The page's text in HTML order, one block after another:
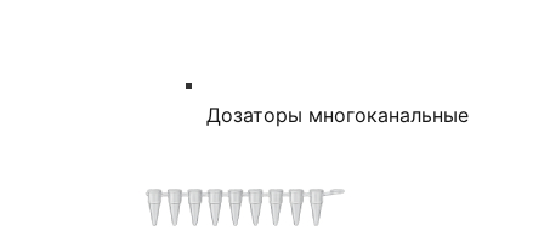
Дозаторы многоканальные